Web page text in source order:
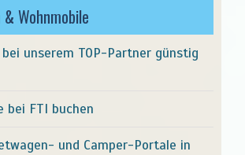
Wohnmobile
unserem TOP-Partner günstig
bei FTI buchen
und Camper-Portale in